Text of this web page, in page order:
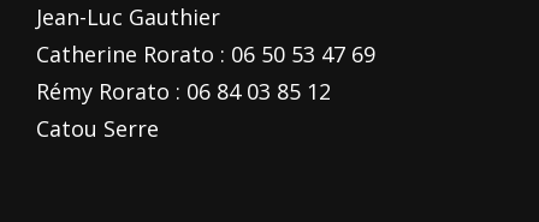
Jean-Luc Gauthier
Catherine Rorato : 06 50 53 47 69
Rémy Rorato : 06 84 03 85 12
Catou Serre